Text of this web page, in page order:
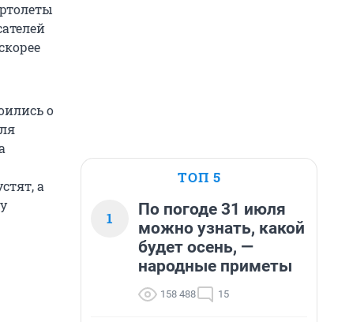
о
а
ТОП 5
1
По погоде 31 июля
можно узнать, какой
будет осень, —
народные приметы
158 488 15